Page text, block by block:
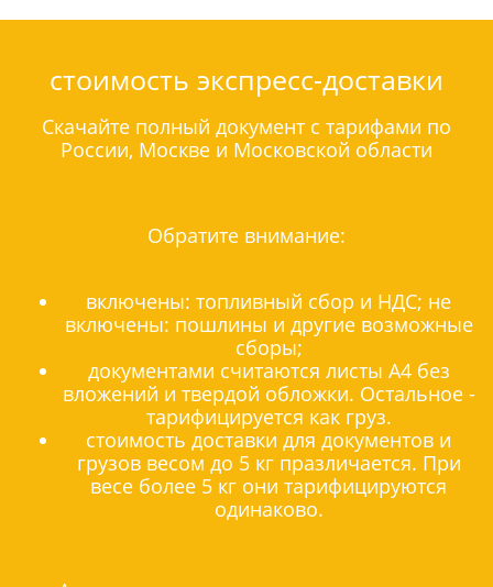
стоимость экспресс-доставки
Скачайте полный документ с тарифами по
России, Москве и Московской области
Обратите внимание:
включены: топливный сбор и НДС; не
включены: пошлины и другие возможные
сборы;
документами считаются листы А4 без
вложений и твердой обложки. Остальное -
тарифицируется как груз.
стоимость доставки для документов и
грузов весом до 5 кг празличается. При
весе более 5 кг они тарифицируются
одинаково.